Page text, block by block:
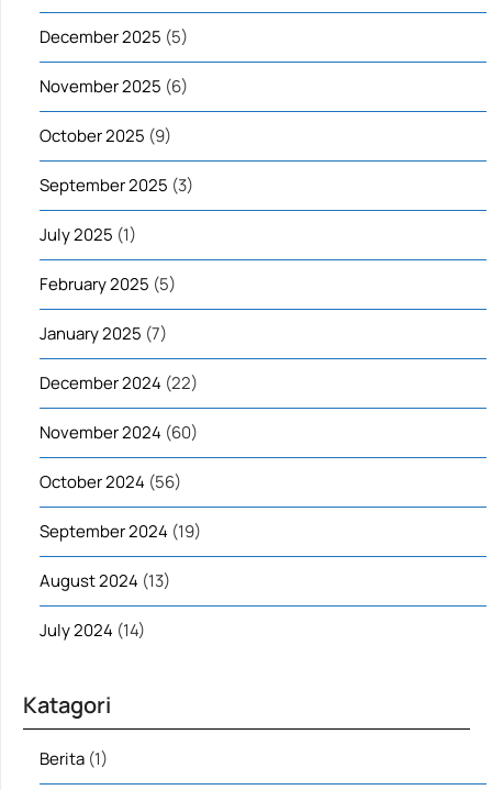
December 2025 (5)
November 2025 (6)
October 2025 (9)
September 2025 (3)
July 2025 (1)
February 2025 (5)
January 2025 (7)
December 2024 (22)
November 2024 (60)
October 2024 (56)
September 2024 (19)
August 2024 (13)
July 2024 (14)
Katagori
Berita (1)